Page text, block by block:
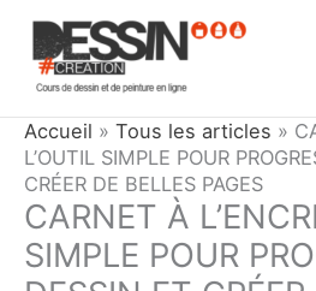
Aller
contenu
Accueil » Tous les articles »
L’OUTIL SIMPLE POUR
CRÉER DE BELLES PAGES
CARNET À
SIMPLE POUR